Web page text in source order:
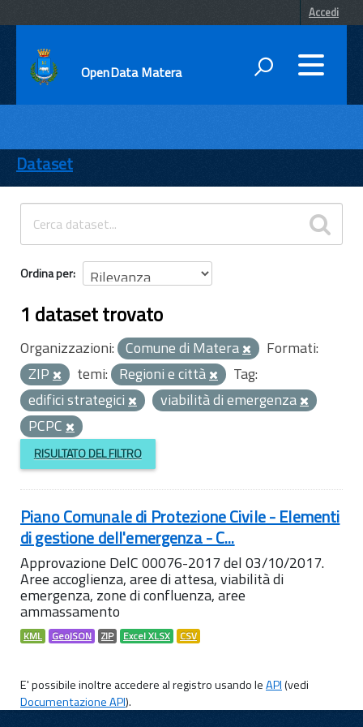
Accedi
OpenData Matera
ENTI
TEMI
INFORMAZIONI
Dataset
Ordina per
1 dataset trovato
Organizzazioni: Comune di Matera
Formati:
ZIP
temi: Regioni e città
Tag:
edifici strategici
viabilità di emergenza
PCPC
RISULTATO DEL FILTRO
Piano Comunale di Protezione Civile - Elementi
di gestione dell'emergenza - C...
Approvazione DelC 00076-2017 del 03/10/2017.
Aree accoglienza, aree di attesa, viabilità di
emergenza, zone di confluenza, aree
ammassamento
KML GeoJSON ZIP Excel XLSX CSV
E' possibile inoltre accedere al registro usando leAPI(vedi
Documentazione API).